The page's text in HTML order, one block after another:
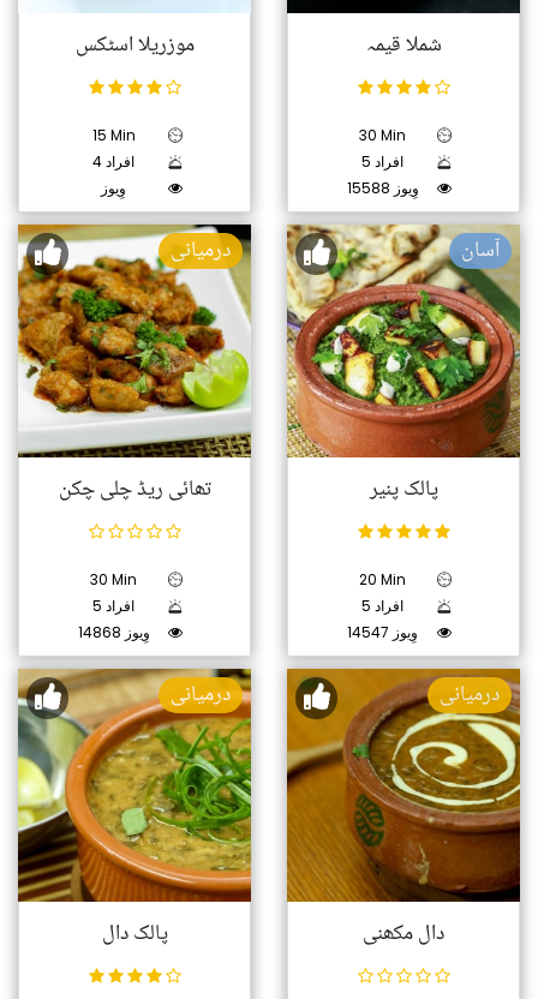
موزریلا اسٹکس
15 Min
4 افراد
وِیوز
شملا قیمہ
30 Min
5 افراد
15588 وِیوز
درمیانی
تھائی ریڈ چلی چکن
30 Min
5 افراد
14868 وِیوز
آسان
پالک پنیر
20 Min
5 افراد
14547 وِیوز
درمیانی
پالک دال
درمیانی
دال مکھنی